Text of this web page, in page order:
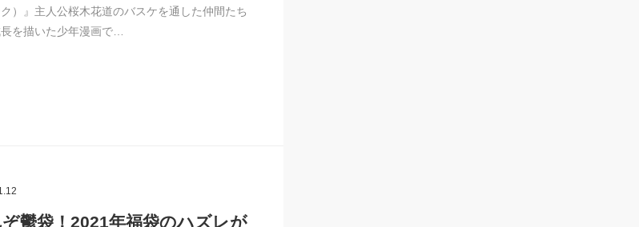
ク）』主人公桜木花道のバスケを通した仲間たち
を描いた少年漫画で…
鬱袋！2021年福袋のハズレが